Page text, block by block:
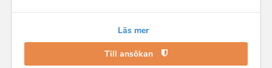
Läs mer
Till ansökan